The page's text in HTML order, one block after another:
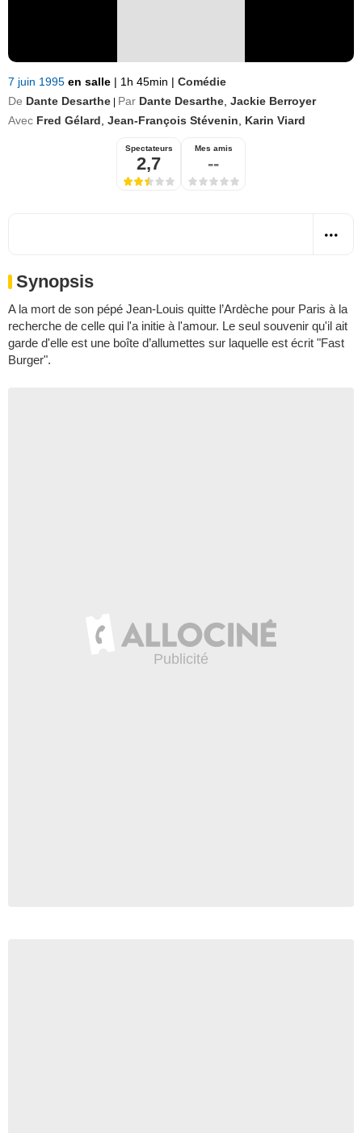
7 juin 1995 en salle | 1h 45min | Comédie
De Dante Desarthe Par Dante Desarthe Jackie Berroyer
Avec Fred Gélard Jean-François Stévenin Karin Viard
Spectateurs
2,7
Mes amis
--
Synopsis
A la mort de son pépé Jean-Louis quitte l’Ardèche pour Paris à la
recherche de celle qui l'a initie à l'amour. Le seul souvenir qu'il ait
garde d'elle est une boîte d’allumettes sur laquelle est écrit "Fast
Burger".